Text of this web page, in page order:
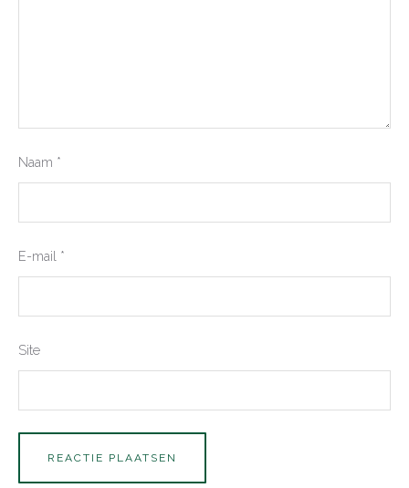
Naam *
E-mail *
Site